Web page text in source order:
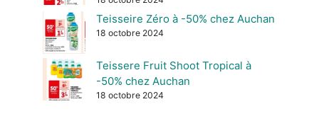
Teisseire Zéro à -50% chez Auchan
18 octobre 2024
Teissere Fruit Shoot Tropical à
-50% chez Auchan
18 octobre 2024